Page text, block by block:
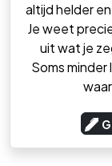
altijd helder
Je weet
uit wat je
Soms